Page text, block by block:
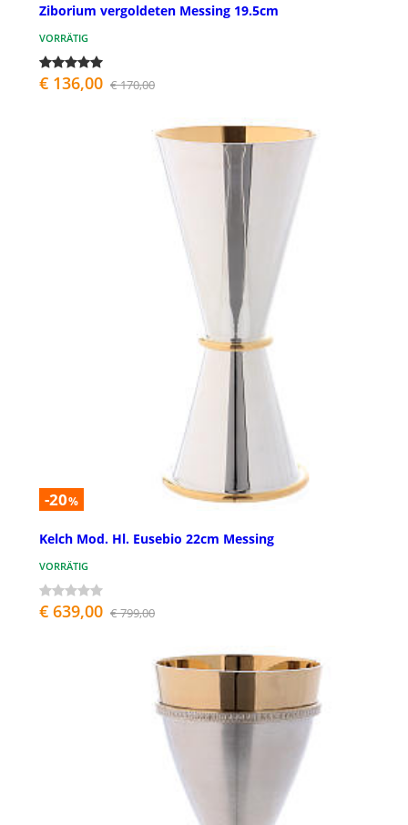
Ziborium vergoldeten Messing 19.5cm
VORRÄTIG
€ 136,00 € 170,00
-20%
Kelch Mod. Hl. Eusebio 22cm Messing
VORRÄTIG
€ 639,00 € 799,00